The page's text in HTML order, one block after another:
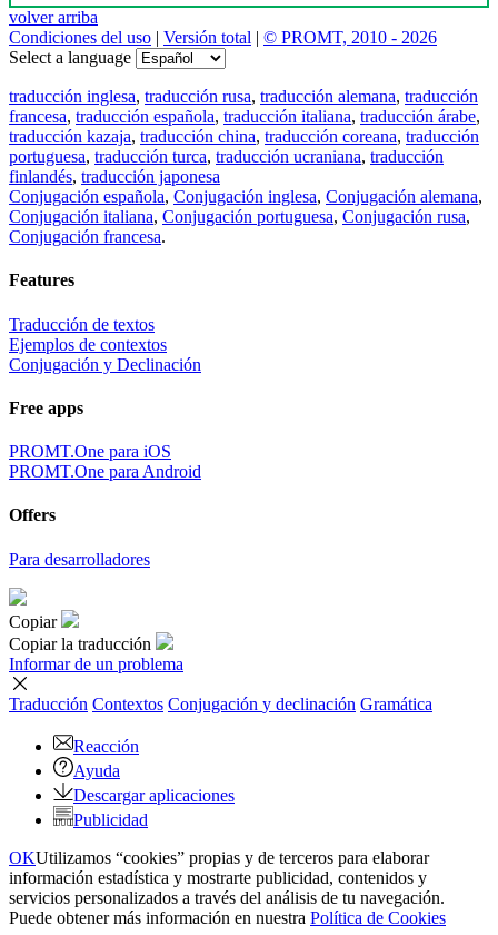
volver arriba
Condiciones del uso | Versión total | © PROMT, 2010 - 2026
Select a language
traducción inglesa, traducción rusa, traducción alemana, traducción
francesa, traducción española, traducción italiana, traducción árabe,
traducción kazaja, traducción china, traducción coreana, traducción
portuguesa, traducción turca, traducción ucraniana, traducción
finlandés, traducción japonesa
Conjugación española, Conjugación inglesa, Conjugación alemana,
Conjugación italiana, Conjugación portuguesa, Conjugación rusa,
Conjugación francesa.
Features
Traducción de textos
Ejemplos de contextos
Conjugación y Declinación
Free apps
PROMT.One para iOS
PROMT.One para Android
Offers
Para desarrolladores
Copiar
Copiar la traducción
Informar de un problema
Traducción Contextos Conjugación y declinación Gramática
Reacción
Ayuda
Descargar aplicaciones
Publicidad
OKUtilizamos “cookies” propias y de terceros para elaborar
información estadística y mostrarte publicidad, contenidos y
servicios personalizados a través del análisis de tu navegación.
Puede obtener más información en nuestra Política de Cookies